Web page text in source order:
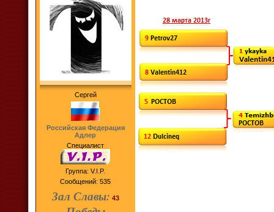
Сергей
Российская Федерация
Адлер
Специалист
Группа: V.I.P.
Сообщений:535
Зал Славы: 43